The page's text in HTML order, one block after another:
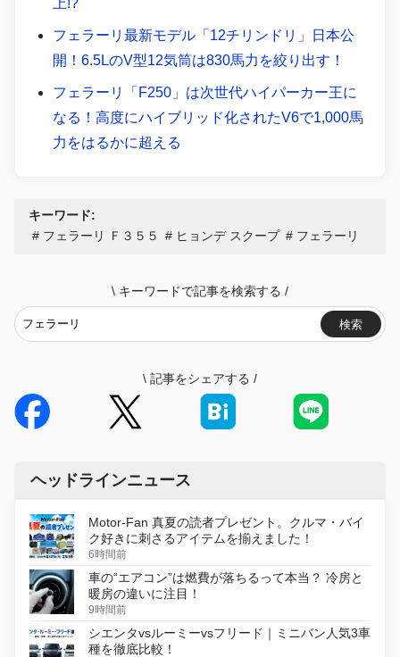
上!?
フェラーリ最新モデル「12チリンドリ」日本公
開！6.5LのV型12気筒は830馬力を絞り出す！
フェラーリ「F250」は次世代ハイパーカー王に
なる！高度にハイブリッド化されたV6で1,000馬
力をはるかに超える
キーワード:
フェラーリ Ｆ３５５
ヒョンデ スクープ フェラーリ
\ キーワードで記事を検索する /
検索
\ 記事をシェアする /
ヘッドラインニュース
Motor-Fan 真夏の読者プレゼント。クルマ・バイ
ク好きに刺さるアイテムを揃えました！
6時間前
車の“エアコン”は燃費が落ちるって本当？ 冷房と
暖房の違いに注目！
9時間前
シエンタvsルーミーvsフリード｜ミニバン人気3車
種を徹底比較！